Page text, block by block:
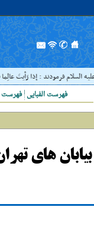
السلام فرمودند : إذا رَأيتَ عالِما
فهرست فهرست الفبایی
هاى